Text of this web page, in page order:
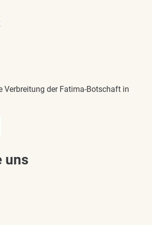
Verbreitung der Fatima-Botschaft in
uns